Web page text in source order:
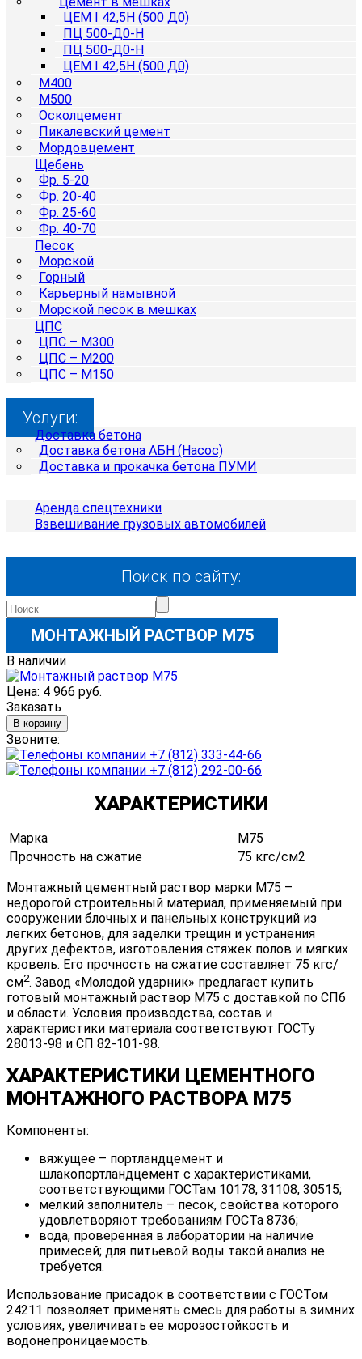
ЦЕМ I 42,5Н (500 Д0)
ПЦ 500-Д0-Н
ПЦ 500-Д0-Н
ЦЕМ I 42,5Н (500 Д0)
М400
М500
Осколцемент
Пикалевский цемент
Мордовцемент
Щебень
Фр. 5-20
Фр. 20-40
Фр. 25-60
Фр. 40-70
Песок
Морской
Горный
Карьерный намывной
Морской песок в мешках
ЦПС
ЦПС – М300
ЦПС – М200
ЦПС – М150
Услуги:
Доставка бетона
Доставка бетона АБН (Насос)
Доставка и прокачка бетона ПУМИ
Аренда спецтехники
Взвешивание грузовых автомобилей
Поиск по сайту:
МОНТАЖНЫЙ РАСТВОР М75
В наличии
Цена: 4 966 руб.
Заказать
В корзину
Звоните:
+7 (812) 333-44-66
+7 (812) 292-00-66
ХАРАКТЕРИСТИКИ
Марка
М75
Прочность на сжатие
75 кгс/см2
Монтажный цементный раствор марки М75 –
недорогой строительный материал, применяемый при
сооружении блочных и панельных конструкций из
легких бетонов, для заделки трещин и устранения
других дефектов, изготовления стяжек полов и мягких
кровель. Его прочность на сжатие составляет 75 кгс/
см2. Завод «Молодой ударник» предлагает купить
готовый монтажный раствор М75 с доставкой по СПб
и области. Условия производства, состав и
характеристики материала соответствуют ГОСТу
28013-98 и СП 82-101-98.
ХАРАКТЕРИСТИКИ ЦЕМЕНТНОГО
МОНТАЖНОГО РАСТВОРА М75
Компоненты:
вяжущее – портландцемент и
шлакопортландцемент с характеристиками,
соответствующими ГОСТам 10178, 31108, 30515;
мелкий заполнитель – песок, свойства которого
удовлетворяют требованиям ГОСТа 8736;
вода, проверенная в лаборатории на наличие
примесей; для питьевой воды такой анализ не
требуется.
Использование присадок в соответствии с ГОСТом
24211 позволяет применять смесь для работы в зимних
условиях, увеличивать ее морозостойкость и
водонепроницаемость.